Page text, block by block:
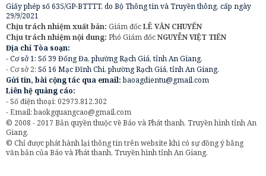
Giấy phép số 635/GP-BTTTT, do Bộ Thông tin và Truyền thông, cấp ngày
29/9/2021
Chịu trách nhiệm xuất bản: Giám đốcLÊ VĂN CHUYỂN
Chịu trách nhiệm nội dung: Phó Giám đốcNGUYỄN VIỆT TIẾN
Địa chỉ Tòa soạn:
- Cơ sở 1: Số 39 Đống Đa, phường Rạch Giá, tỉnh An Giang.
- Cơ sở 2: Số 16 Mạc Đĩnh Chi, phường Rạch Giá, tỉnh An Giang.
Gửi tin, bài cộng tác qua email:baoagdientu@gmail.com
Liên hệ quảng cáo:
- Số điện thoại: 02973.812.302
- Email:baokgquangcao@gmail.com
© 2008 - 2017 Bản quyền thuộc về Báo và Phát thanh, Truyền hình tỉnh An
Giang.
© Chỉ được phát hành lại thông tin trên website khi có sự đồng ý bằng
văn bản của Báo và Phát thanh, Truyền hình tỉnh An Giang.